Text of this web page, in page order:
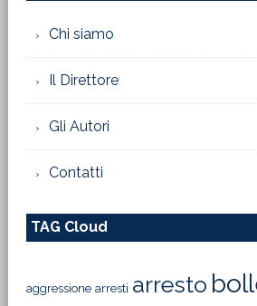
Chi siamo
Il Direttore
Gli Autori
Contatti
TAG Cloud
aggressione arresti arresto